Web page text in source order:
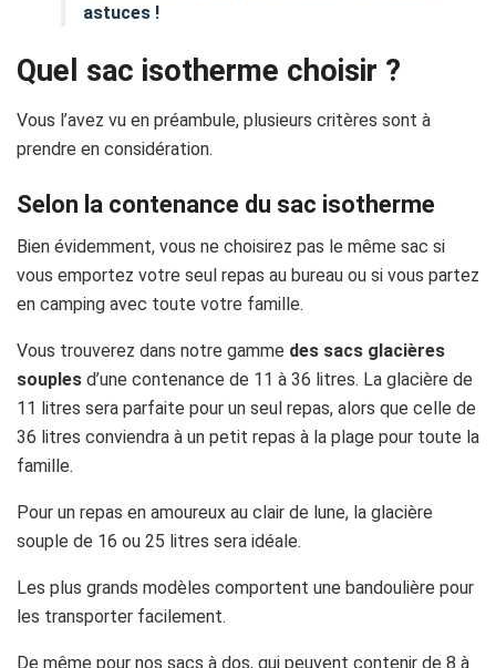
astuces !
Quel sac isotherme choisir ?
Vous l’avez vu en préambule, plusieurs critères sont à
prendre en considération.
Selon la contenance du sac isotherme
Bien évidemment, vous ne choisirez pas le même sac si
vous emportez votre seul repas au bureau ou si vous partez
en camping avec toute votre famille.
Vous trouverez dans notre gamme des sacs glacières
souples d’une contenance de 11 à 36 litres. La glacière de
11 litres sera parfaite pour un seul repas, alors que celle de
36 litres conviendra à un petit repas à la plage pour toute la
famille.
Pour un repas en amoureux au clair de lune, la glacière
souple de 16 ou 25 litres sera idéale.
Les plus grands modèles comportent une bandoulière pour
les transporter facilement.
De même pour nos sacs à dos, qui peuvent contenir de 8 à